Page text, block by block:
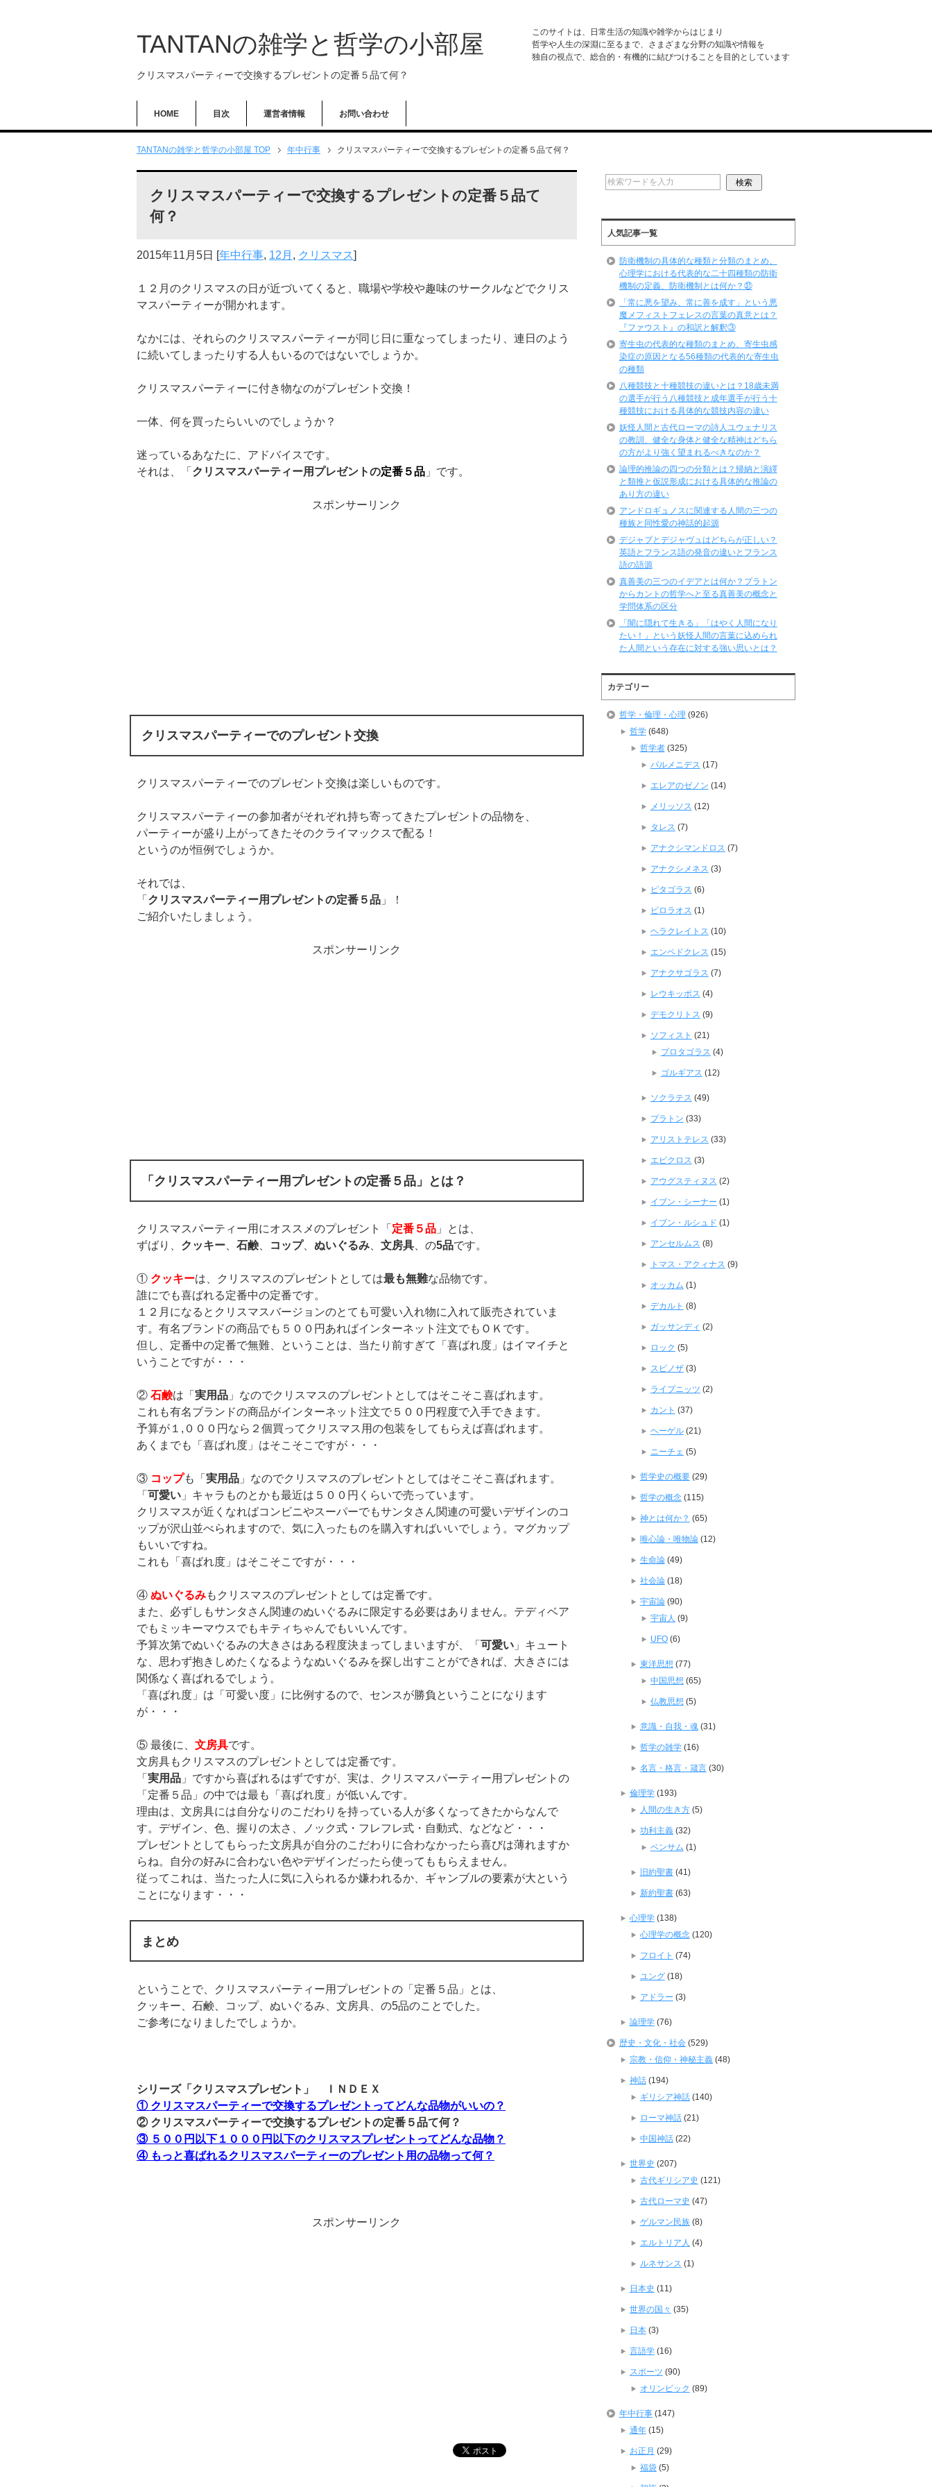
TANTANの雑学と哲学の小部屋
クリスマスパーティーで交換するプレゼントの定番５品て何？
このサイトは、日常生活の知識や雑学からはじまり
哲学や人生の深淵に至るまで、さまざまな分野の知識や情報を
独自の視点で、総合的・有機的に結びつけることを目的としています
HOME 目次 運営者情報 お問い合わせ
TANTANの雑学と哲学の小部屋 TOP 年中行事 クリスマスパーティーで交換するプレゼントの定番５品て何？
クリスマスパーティーで交換するプレゼントの定番５品て
何？
2015年11月5日 [年中行事, 12月 , クリスマス]
１２月のクリスマスの日が近づいてくると、職場や学校や趣味のサークルなどでクリス
マスパーティーが開かれます。
なかには、それらのクリスマスパーティーが同じ日に重なってしまったり、連日のよう
に続いてしまったりする人もいるのではないでしょうか。
クリスマスパーティーに付き物なのがプレゼント交換！
一体、何を買ったらいいのでしょうか？
迷っているあなたに、アドバイスです。
それは、「 クリスマスパーティー用プレゼントの定番５品 」です。
スポンサーリンク
クリスマスパーティーでのプレゼント交換
クリスマスパーティーでのプレゼント交換は楽しいものです。
クリスマスパーティーの参加者がそれぞれ持ち寄ってきたプレゼントの品物を、
パーティーが盛り上がってきたそのクライマックスで配る！
というのが恒例でしょうか。
それでは、
「 クリスマスパーティー用プレゼントの定番５品 」！
ご紹介いたしましょう。
スポンサーリンク
「クリスマスパーティー用プレゼントの定番５品」とは？
クリスマスパーティー用にオススメのプレゼント「 定番５品 」とは、
ずばり、 クッキー 石鹸 コップ、 ぬいぐるみ 文房具 、の5品です。
① クッキーは、クリスマスのプレゼントとしては最も無難な品物です。
誰にでも喜ばれる定番中の定番です。
１２月になるとクリスマスバージョンのとても可愛い入れ物に入れて販売されていま
す。有名ブランドの商品でも５００円あればインターネット注文でもＯＫです。
但し、定番中の定番で無難、ということは、当たり前すぎて「喜ばれ度」はイマイチと
いうことですが・・・
② 石鹸は「 実用品 」なのでクリスマスのプレゼントとしてはそこそこ喜ばれます。
これも有名ブランドの商品がインターネット注文で５００円程度で入手できます。
予算が１,０００円なら２個買ってクリスマス用の包装をしてもらえば喜ばれます。
あくまでも「喜ばれ度」はそこそこですが・・・
③ コップも「 実用品 」なのでクリスマスのプレゼントとしてはそこそこ喜ばれます。
「 可愛い 」キャラものとかも最近は５００円くらいで売っています。
クリスマスが近くなればコンビニやスーパーでもサンタさん関連の可愛いデザインのコ
ップが沢山並べられますので、気に入ったものを購入すればいいでしょう。マグカップ
もいいですね。
これも「喜ばれ度」はそこそこですが・・・
④ ぬいぐるみもクリスマスのプレゼントとしては定番です。
また、必ずしもサンタさん関連のぬいぐるみに限定する必要はありません。テディベア
でもミッキーマウスでもキティちゃんでもいいんです。
予算次第でぬいぐるみの大きさはある程度決まってしまいますが、「 可愛い 」キュート
な、思わず抱きしめたくなるようなぬいぐるみを探し出すことができれば、大きさには
関係なく喜ばれるでしょう。
「喜ばれ度」は「可愛い度」に比例するので、センスが勝負ということになります
が・・・
⑤ 最後に、 文房具です。
文房具もクリスマスのプレゼントとしては定番です。
「 実用品 」ですから喜ばれるはずですが、実は、クリスマスパーティー用プレゼントの
「定番５品」の中では最も「喜ばれ度」が低いんです。
理由は、文房具には自分なりのこだわりを持っている人が多くなってきたからなんで
す。デザイン、色、握りの太さ、ノック式・フレフレ式・自動式、などなど・・・
プレゼントとしてもらった文房具が自分のこだわりに合わなかったら喜びは薄れますか
らね。自分の好みに合わない色やデザインだったら使ってももらえません。
従ってこれは、当たった人に気に入られるか嫌われるか、ギャンブルの要素が大という
ことになります・・・
まとめ
ということで、クリスマスパーティー用プレゼントの「定番５品」とは、
クッキー、石鹸、コップ、ぬいぐるみ、文房具、の5品のことでした。
ご参考になりましたでしょうか。
シリーズ「クリスマスプレゼント」 ＩＮＤＥＸ
① クリスマスパーティーで交換するプレゼントってどんな品物がいいの？
② クリスマスパーティーで交換するプレゼントの定番５品て何？
③ ５００円以下１０００円以下のクリスマスプレゼントってどんな品物？
④ もっと喜ばれるクリスマスパーティーのプレゼント用の品物って何？
スポンサーリンク
人気記事一覧
防衛機制の具体的な種類と分類のまとめ、
心理学における代表的な二十四種類の防衛
機制の定義、防衛機制とは何か？㉛
「常に悪を望み、常に善を成す」という悪
魔メフィストフェレスの言葉の真意とは？
『ファウスト』の和訳と解釈③
寄生虫の代表的な種類のまとめ、寄生虫感
染症の原因となる56種類の代表的な寄生虫
の種類
八種競技と十種競技の違いとは？18歳未満
の選手が行う八種競技と成年選手が行う十
種競技における具体的な競技内容の違い
妖怪人間と古代ローマの詩人ユウェナリス
の教訓、健全な身体と健全な精神はどちら
の方がより強く望まれるべきなのか？
論理的推論の四つの分類とは？帰納と演繹
と類推と仮説形成における具体的な推論の
あり方の違い
アンドロギュノスに関連する人間の三つの
種族と同性愛の神話的起源
デジャブとデジャヴュはどちらが正しい？
英語とフランス語の発音の違いとフランス
語の語源
真善美の三つのイデアとは何か？プラトン
からカントの哲学へと至る真善美の概念と
学問体系の区分
「闇に隠れて生きる」「はやく人間になり
たい！」という妖怪人間の言葉に込められ
た人間という存在に対する強い思いとは？
カテゴリー
哲学・倫理・心理 (926)
哲学(648)
哲学者(325)
パルメニデス (17)
エレアのゼノン (14)
メリッソス (12)
タレス (7)
アナクシマンドロス (7)
アナクシメネス (3)
ピタゴラス (6)
ピロラオス (1)
ヘラクレイトス (10)
エンペドクレス (15)
アナクサゴラス (7)
レウキッポス (4)
デモクリトス (9)
ソフィスト (21)
プロタゴラス (4)
ゴルギアス (12)
ソクラテス (49)
プラトン (33)
アリストテレス (33)
エピクロス (3)
アウグスティヌス (2)
イブン・シーナー (1)
イブン・ルシュド (1)
アンセルムス (8)
トマス・アクィナス (9)
オッカム (1)
デカルト (8)
ガッサンディ (2)
ロック (5)
スピノザ(3)
ライプニッツ (2)
カント (37)
ヘーゲル(21)
ニーチェ (5)
哲学史の概要(29)
哲学の概念(115)
神とは何か？ (65)
唯心論・唯物論(12)
生命論(49)
社会論(18)
宇宙論(90)
宇宙人 (9)
UFO(6)
東洋思想 (77)
中国思想 (65)
仏教思想 (5)
意識・自我・魂(31)
哲学の雑学(16)
名言・格言・箴言(30)
倫理学(193)
人間の生き方(5)
功利主義(32)
ベンサム (1)
旧約聖書(41)
新約聖書(63)
心理学(138)
心理学の概念(120)
フロイト (74)
ユング(18)
アドラー (3)
論理学(76)
歴史・文化・社会(529)
宗教・信仰・神秘主義(48)
神話(194)
ギリシア神話(140)
ローマ神話(21)
中国神話(22)
世界史 (207)
古代ギリシア史 (121)
古代ローマ史 (47)
ゲルマン民族(8)
エルトリア人 (4)
ルネサンス (1)
日本史 (11)
世界の国々 (35)
日本(3)
言語学(16)
スポーツ (90)
オリンピック (89)
年中行事(147)
通年(15)
お正月 (29)
福袋(5)